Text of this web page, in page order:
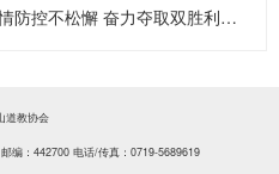
取双胜利——在全国性宗教团体联席会议第十三次会议上的发言
道教协会
编：442700 电话/传真：0719-5689619